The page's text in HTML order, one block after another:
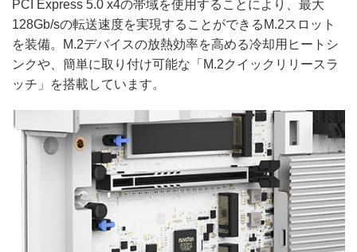
PCI Express 5.0 x4の帯域を使用することにより、最大
128Gb/sの転送速度を実現することができるM.2スロット
を装備。M.2デバイスの放熱効率を高める冷却用ヒートシ
ンクや、簡単に取り付け可能な「M.2クイックリリースラ
ッチ」を搭載しています。